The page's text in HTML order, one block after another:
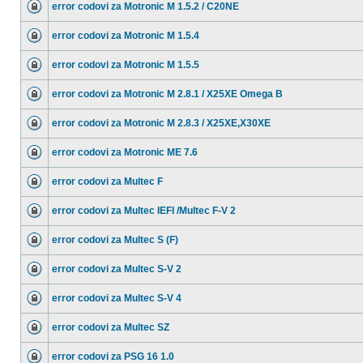
error codovi za Motronic M 1.5.2 / C20NE
error codovi za Motronic M 1.5.4
error codovi za Motronic M 1.5.5
error codovi za Motronic M 2.8.1 / X25XE Omega B
error codovi za Motronic M 2.8.3 / X25XE,X30XE
error codovi za Motronic ME 7.6
error codovi za Multec F
error codovi za Multec IEFI /Multec F-V 2
error codovi za Multec S (F)
error codovi za Multec S-V 2
error codovi za Multec S-V 4
error codovi za Multec SZ
error codovi za PSG 16 1.0